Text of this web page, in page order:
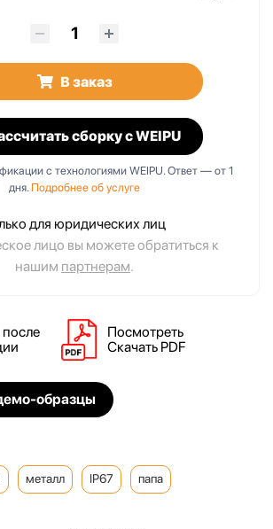
В заказ
сборкус WEIPU
с технологиями WEIPU. Ответ — от 1
дня. Подробнее об услуге
для юридических лиц
лицо вы можете обратиться к
нашим партнерам.
Посмотреть
Скачать PDF
образцы
металл IP67 папа